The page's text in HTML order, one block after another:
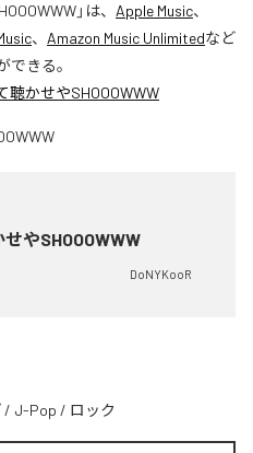
」は、 Apple Music、
、 Amazon Music Unlimitedなど
きる。
聴かせやSHOOOWWW
やSHOOOWWW
DoNYKooR
/ J-Pop / ロック